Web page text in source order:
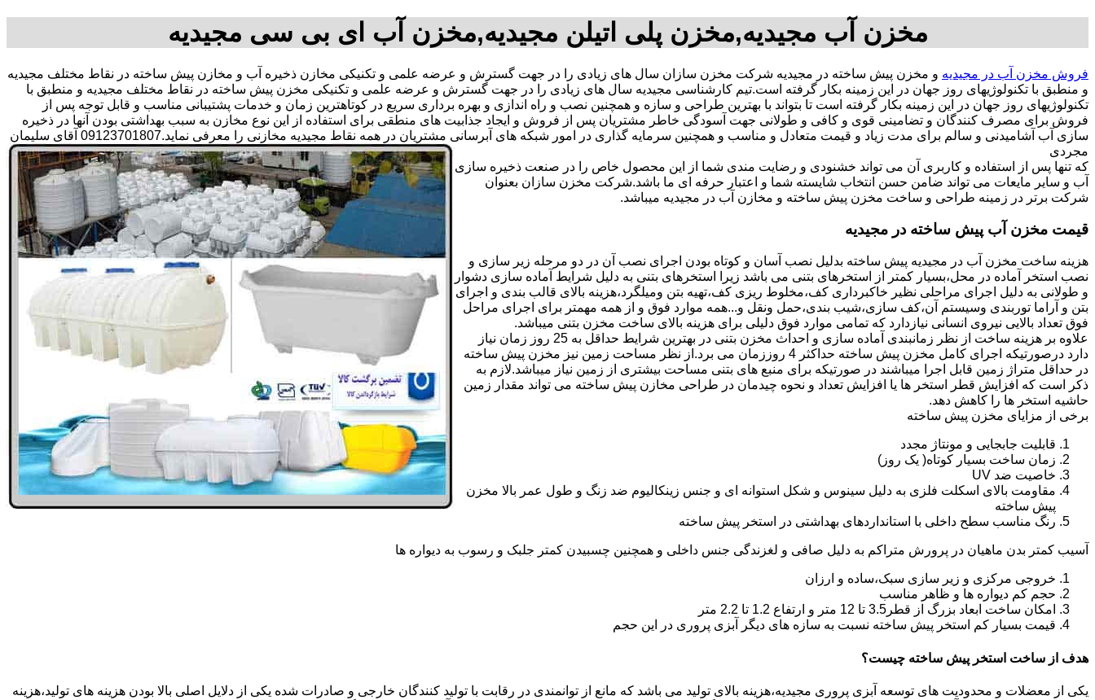
مخزن آب مجیدیه,مخزن پلی اتیلن مجیدیه,مخزن آب ای بی سی مجیدیه
فروش مخزن آب در مجیدیه و مخزن پیش ساخته در مجیدیه شرکت مخزن سازان سال های زیادی را در جهت گسترش و عرضه علمی و تکنیکی مخازن ذخیره آب و مخازن پیش ساخته در نقاط مختلف مجیدیه
و منطبق با تکنولوژیهای روز جهان در این زمینه بکار گرفته است.تیم کارشناسی مجیدیه سال های زیادی را در جهت گسترش و عرضه علمی و تکنیکی مخزن پیش ساخته در نقاط مختلف مجیدیه و منطبق با
تکنولوژیهای روز جهان در این زمینه بکار گرفته است تا بتواند با بهترین طراحی و سازه و همچنین نصب و راه اندازی و بهره برداری سریع در کوتاهترین زمان و خدمات پشتیبانی مناسب و قابل توجه پس از
فروش برای مصرف کنندگان و تضامینی قوی و کافی و طولانی جهت آسودگی خاطر مشتریان پس از فروش و ایجاد جذابیت های منطقی برای استفاده از این نوع مخازن به سبب بهداشتی بودن آنها در ذخیره
سازی آب آشامیدنی و سالم برای مدت زیاد و قیمت متعادل و مناسب و همچنین سرمایه گذاری در امور شبکه های آبرسانی مشتریان در همه نقاط مجیدیه مخازنی را معرفی نماید.09123701807 آقای سلیمان
مجردی
که تنها پس از استفاده و کاربری آن می تواند خشنودی و رضایت مندی شما از این محصول خاص را در صنعت ذخیره سازی
آب و سایر مایعات می تواند ضامن حسن انتخاب شایسته شما و اعتبار حرفه ای ما باشد.شرکت مخزن سازان بعنوان
شرکت برتر در زمینه طراحی و ساخت مخزن پیش ساخته و مخازن آب در مجیدیه میباشد.
قیمت مخزن آب پیش ساخته در مجیدیه
هزینه ساخت مخزن آب در مجیدیه پیش ساخته بدلیل نصب آسان و کوتاه بودن اجرای نصب آن در دو مرحله زیر سازی و
نصب استخر آماده در محل،بسیار کمتر از استخرهای بتنی می باشد زیرا استخرهای بتنی به دلیل شرایط آماده سازی دشوار
و طولانی به دلیل اجرای مراحلی نظیر خاکبرداری کف،مخلوط ریزی کف،تهیه بتن ومیلگرد،هزینه بالای قالب بندی و اجرای
بتن و آراما توربندی وسیستم آن،کف سازی،شیب بندی،حمل ونقل و...همه موارد فوق و از همه مهمتر برای اجرای مراحل
فوق تعداد بالایی نیروی انسانی نیازدارد که تمامی موارد فوق دلیلی برای هزینه بالای ساخت مخزن بتنی میباشد.
علاوه بر هزینه ساخت از نظر زمانبندی آماده سازی و احداث مخزن بتنی در بهترین شرایط حداقل به 25 روز زمان نیاز
دارد درصورتیکه اجرای کامل مخزن پیش ساخته حداکثر 4 روززمان می برد.از نظر مساحت زمین نیز مخزن پیش ساخته
در حداقل متراژ زمین قابل اجرا میباشند در صورتیکه برای منبع های بتنی مساحت بیشتری از زمین نیاز میباشد.لازم به
ذکر است که افزایش قطر استخر ها یا افزایش تعداد و نحوه چیدمان در طراحی مخازن پیش ساخته می تواند مقدار زمین
حاشیه استخر ها را کاهش دهد.
برخی از مزایای مخزن پیش ساخته
قابلیت جابجایی و مونتاژ مجدد
زمان ساخت بسیار کوتاه( یک روز)
خاصیت ضد UV
مقاومت بالای اسکلت فلزی به دلیل سینوس و شکل استوانه ای و جنس زینکالیوم ضد زنگ و طول عمر بالا مخزن
پیش ساخته
رنگ مناسب سطح داخلی با استانداردهای بهداشتی در استخر پیش ساخته
آسیب کمتر بدن ماهیان در پرورش متراکم به دلیل صافی و لغزندگی جنس داخلی و همچنین چسبیدن کمتر جلبک و رسوب به دیواره ها
خروجی مرکزی و زیر سازی سبک،ساده و ارزان
حجم کم دیواره ها و ظاهر مناسب
امکان ساخت ابعاد بزرگ از قطر3.5 تا 12 متر و ارتفاع 1.2 تا 2.2 متر
قیمت بسیار کم استخر پیش ساخته نسبت به سازه های دیگر آبزی پروری در این حجم
هدف از ساخت استخر پیش ساخته چیست؟
یکی از معضلات و محدودیت های توسعه آبزی پروری مجیدیه،هزینه بالای تولید می باشد که مانع از توانمندی در رقابت با تولید کنندگان خارجی و صادرات شده یکی از دلایل اصلی بالا بودن هزینه های تولید،هزینه